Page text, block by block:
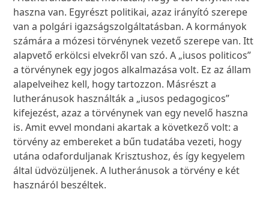
haszna van. Egyrészt politikai, azaz irányító szerepe
van a polgári igazságszolgáltatásban. A kormányok
számára a mózesi törvénynek vezető szerepe van. Itt
alapvető erkölcsi elvekről van szó. A „iusos politicos”
a törvénynek egy jogos alkalmazása volt. Ez az állam
alapelveihez kell, hogy tartozzon. Másrészt a
lutheránusok használták a „iusos pedagogicos”
kifejezést, azaz a törvénynek van egy nevelő haszna
is. Amit evvel mondani akartak a következő volt: a
törvény az embereket a bűn tudatába vezeti, hogy
utána odaforduljanak Krisztushoz, és így kegyelem
által üdvözüljenek. A lutheránusok a törvény e két
hasznáról beszéltek.